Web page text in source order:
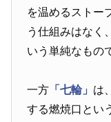
を温めるストー
う仕組みはなく
いう単純なもの
一方 「七輪」 は
する燃焼口とい